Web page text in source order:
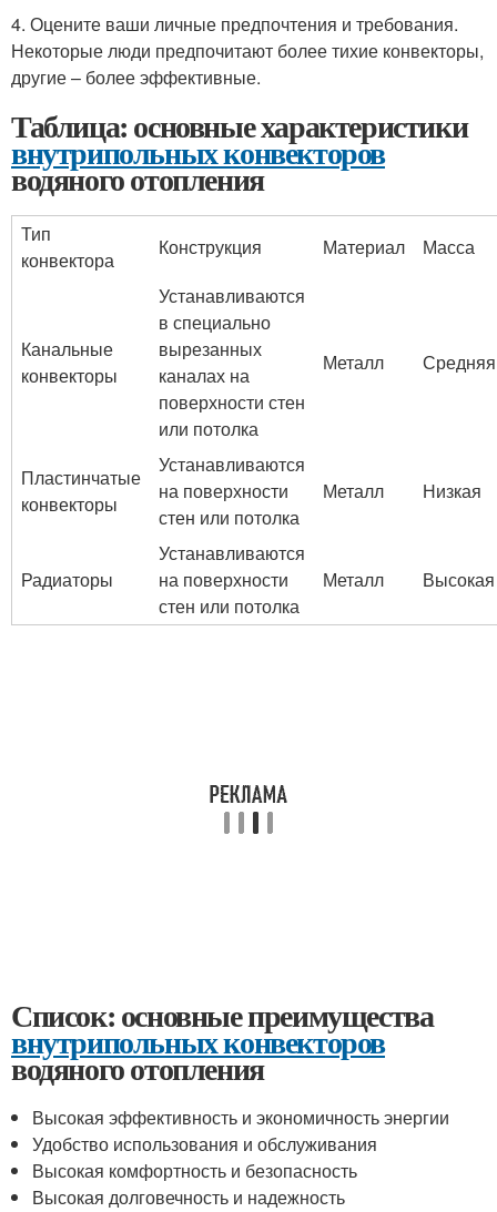
4. Оцените ваши личные предпочтения и требования.
Некоторые люди предпочитают более тихие конвекторы,
другие – более эффективные.
Таблица: основные характеристики
внутрипольных конвекторов
водяного отопления
Тип
конвектора
Конструкция Материал Масса
Канальные
конвекторы
Устанавливаются
в специально
вырезанных
каналах на
поверхности стен
или потолка
Металл Средняя
Пластинчатые
конвекторы
Устанавливаются
на поверхности
стен или потолка
Металл Низкая
Радиаторы
Устанавливаются
на поверхности
стен или потолка
Металл Высокая
Список: основные преимущества
внутрипольных конвекторов
водяного отопления
Высокая эффективность и экономичность энергии
Удобство использования и обслуживания
Высокая комфортность и безопасность
Высокая долговечность и надежность